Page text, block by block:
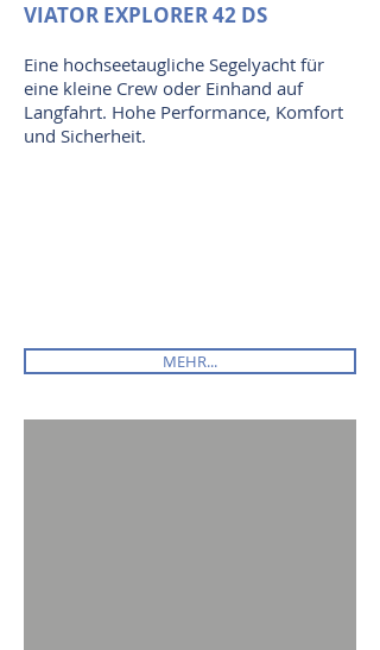
VIATOR EXPLORER 42 DS
Eine hochseetaugliche Segelyacht für
eine kleine Crew oder Einhand auf
Langfahrt. Hohe Performance, Komfort
und Sicherheit.
MEHR...